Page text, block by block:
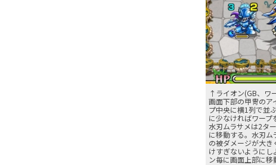
↑ライオン(GB、ワ
画面下部の甲冑のア
プ中央に横1列で並
に少なければワープ
水刃ムラサメは2タ
に移動する。水刃ム
の被ダメージが大
けすぎないように
ン毎に画面上部に移